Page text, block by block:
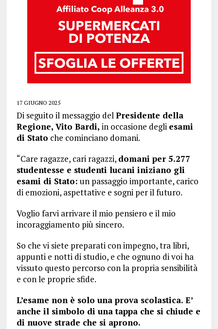
17 GIUGNO 2025
Di seguito il messaggio delPresidente della
Regione, Vito Bardi, in occasione degli esami
di Stato che cominciano domani.
“Care ragazze, cari ragazzi, domani per 5.277
studentesse e studenti lucani iniziano gli
esami di Stato: un passaggio importante, carico
di emozioni, aspettative e sogni per il futuro.
Voglio farvi arrivare il mio pensiero e il mio
incoraggiamento più sincero.
So che vi siete preparati con impegno, tra libri,
appunti e notti di studio, e che ognuno di voi ha
vissuto questo percorso con la propria sensibilità
e con le proprie sfide.
L’esame non è solo una prova scolastica. E’
anche il simbolo di una tappa che si chiude e
di nuove strade che si aprono.